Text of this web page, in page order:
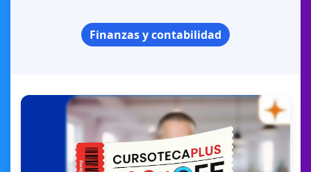
Finanzas y contabilidad